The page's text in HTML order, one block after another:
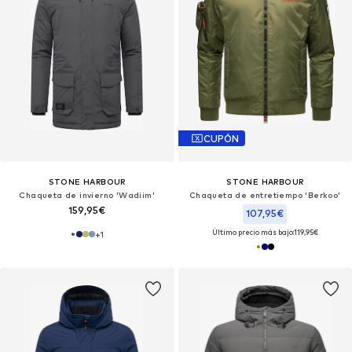
STONE HARBOUR
Chaqueta de invierno 'Wadiim'
159,95€
+1
CUPÓN
STONE HARBOUR
Chaqueta de entretiempo 'Berkoo'
107,95€
Último precio más bajo:119,95€